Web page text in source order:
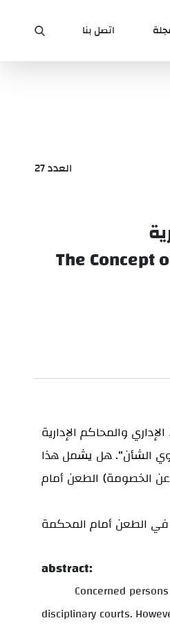
اتصل بنا
العدد 27
The Concept
والمحاكم الإدارية
الشأن". هل يشمل هذا
عن الخصومة) الطعن أمام
الطعن أمام المحكمة
abstract:
Concerned
disciplinary courts.